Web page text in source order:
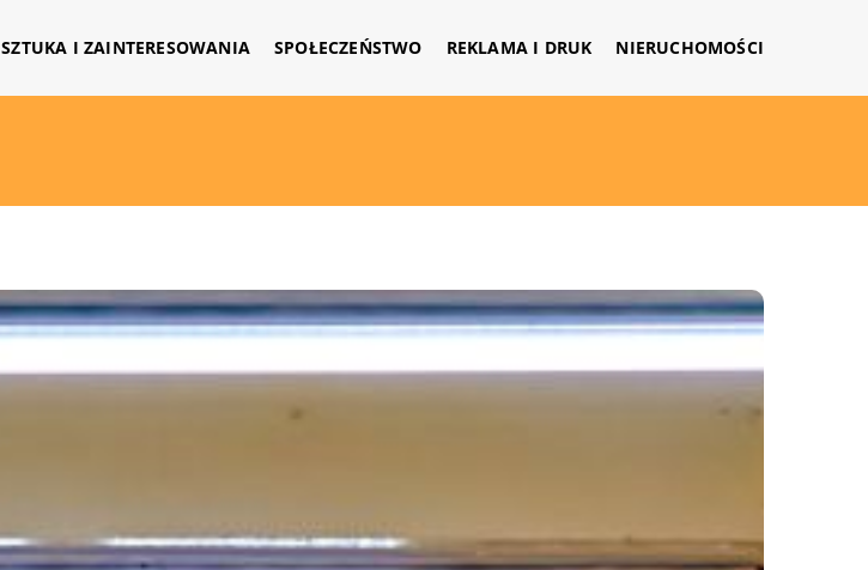
SZTUKA I ZAINTERESOWANIA SPOŁECZEŃSTWO REKLAMA I DRUK NIERUCHOMOŚCI